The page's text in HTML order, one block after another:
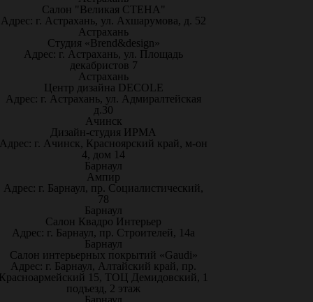
Салон "Великая СТЕНА"
Адрес: г. Астрахань, ул. Ахшарумова, д. 52
Астрахань
Студия «Brend&design»
Адрес: г. Астрахань, ул. Площадь
декабристов 7
Астрахань
Центр дизайна DECOLE
Адрес: г. Астрахань, ул. Адмиралтейская
д.30
Ачинск
Дизайн-студия ИРМА
Адрес: г. Ачинск, Красноярский край, м-он
4, дом 14
Барнаул
Ампир
Адрес: г. Барнаул, пр. Социалистический,
78
Барнаул
Салон Квадро Интерьер
Адрес: г. Барнаул, пр. Строителей, 14а
Барнаул
Салон интерьерных покрытий «Gaudi»
Адрес: г. Барнаул, Алтайский край, пр.
15, ТОЦ Демидовский, 1
подъезд, 2 этаж